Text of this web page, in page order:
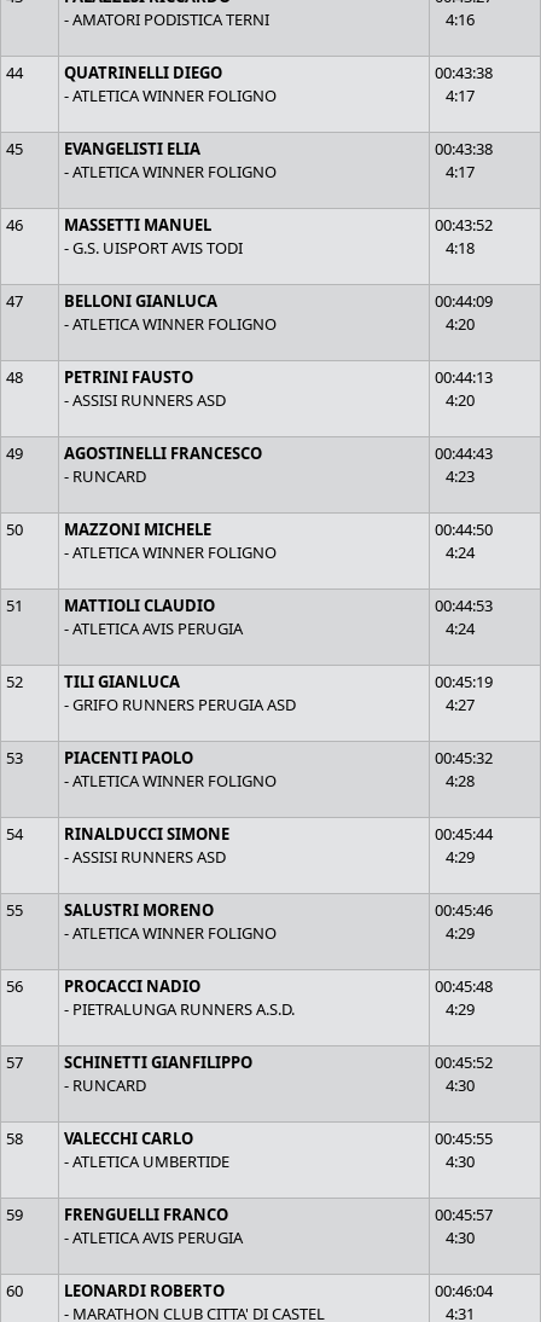
- AMATORI PODISTICA TERNI
4:16
44
QUATRINELLI DIEGO
- ATLETICA WINNER FOLIGNO
00:43:38
4:17
45
EVANGELISTI ELIA
- ATLETICA WINNER FOLIGNO
00:43:38
4:17
46
MASSETTI MANUEL
- G.S. UISPORT AVIS TODI
00:43:52
4:18
47
BELLONI GIANLUCA
- ATLETICA WINNER FOLIGNO
00:44:09
4:20
48
PETRINI FAUSTO
- ASSISI RUNNERS ASD
00:44:13
4:20
49
AGOSTINELLI FRANCESCO
- RUNCARD
00:44:43
4:23
50
MAZZONI MICHELE
- ATLETICA WINNER FOLIGNO
00:44:50
4:24
51
MATTIOLI CLAUDIO
- ATLETICA AVIS PERUGIA
00:44:53
4:24
52
TILI GIANLUCA
- GRIFO RUNNERS PERUGIA ASD
00:45:19
4:27
53
PIACENTI PAOLO
- ATLETICA WINNER FOLIGNO
00:45:32
4:28
54
RINALDUCCI SIMONE
- ASSISI RUNNERS ASD
00:45:44
4:29
55
SALUSTRI MORENO
- ATLETICA WINNER FOLIGNO
00:45:46
4:29
56
PROCACCI NADIO
- PIETRALUNGA RUNNERS A.S.D.
00:45:48
4:29
57
SCHINETTI GIANFILIPPO
- RUNCARD
00:45:52
4:30
58
VALECCHI CARLO
- ATLETICA UMBERTIDE
00:45:55
4:30
59
FRENGUELLI FRANCO
- ATLETICA AVIS PERUGIA
00:45:57
4:30
60
LEONARDI ROBERTO
- MARATHON CLUB CITTA' DI CASTEL
00:46:04
4:31